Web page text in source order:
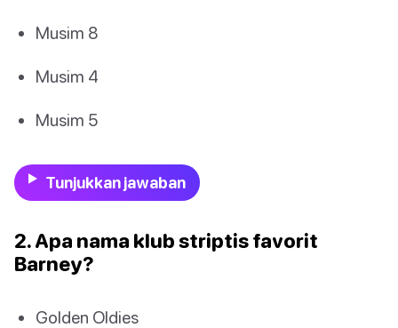
Musim 8
Musim 4
Musim 5
Tunjukkan jawaban
2. Apa nama klub striptis favorit
Barney?
Golden Oldies